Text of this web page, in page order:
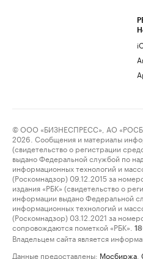
© ООО «БИЗНЕСПРЕСС», АО
2026. Сообщения и материалы
(свидетельство о регистрации
выдано Федеральной службой по
информационных технологий и
(Роскомнадзор) 09.12.2015 за
издания «РБК» (свидетельство о
информации выдано Федеральной
информационных технологий и
(Роскомнадзор) 03.12.2021 за
сопровождаются пометкой «РБК».
Владельцем сайта является
Данные предоставлены: Мосбиржа